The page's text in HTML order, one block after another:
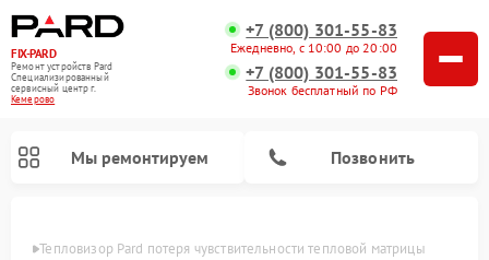
FIX-PARD
Ремонт устройств Pard
Специализированный
cервисный центр г.
Кемерово
+7 (800) 301-55-83
Ежедневно, с 10:00 до 20:00
+7 (800) 301-55-83
Звонок бесплатный по РФ
Мы ремонтируем Позвонить
Тепловизор Pard потеря чувствительности тепловой матрицы